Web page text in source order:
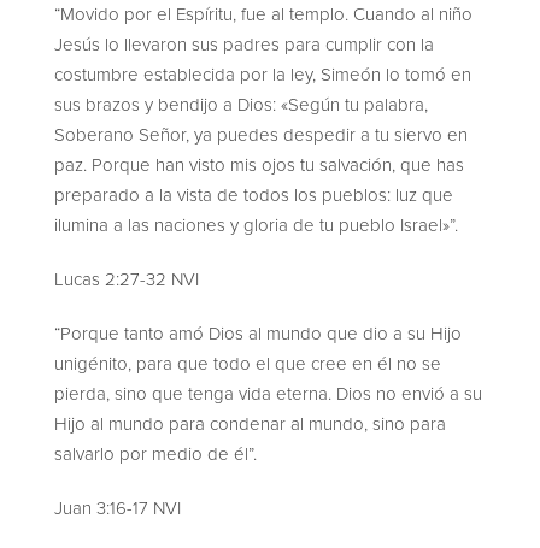
“Movido por el Espíritu, fue al templo. Cuando al niño
Jesús lo llevaron sus padres para cumplir con la
costumbre establecida por la ley, Simeón lo tomó en
sus brazos y bendijo a Dios: «Según tu palabra,
Soberano Señor, ya puedes despedir a tu siervo en
paz. Porque han visto mis ojos tu salvación, que has
preparado a la vista de todos los pueblos: luz que
ilumina a las naciones y gloria de tu pueblo Israel»”.
Lucas 2:27-32 NVI
“Porque tanto amó Dios al mundo que dio a su Hijo
unigénito, para que todo el que cree en él no se
pierda, sino que tenga vida eterna. Dios no envió a su
Hijo al mundo para condenar al mundo, sino para
salvarlo por medio de él”.
Juan 3:16-17 NVI